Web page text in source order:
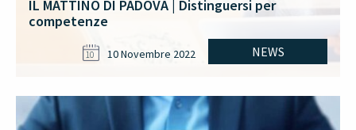
IL MATTINO DI PADOVA | Distinguersi per
competenze
NEWS
10 10 Novembre 2022